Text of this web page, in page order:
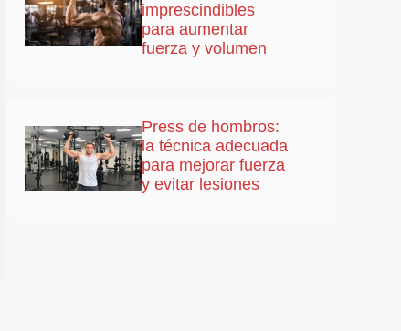
imprescindibles
para aumentar
fuerza y volumen
Press de hombros:
la técnica adecuada
para mejorar fuerza
y evitar lesiones